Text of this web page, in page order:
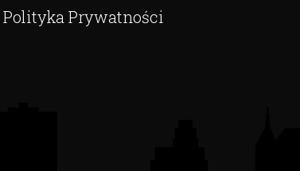
Polityka Prywatności